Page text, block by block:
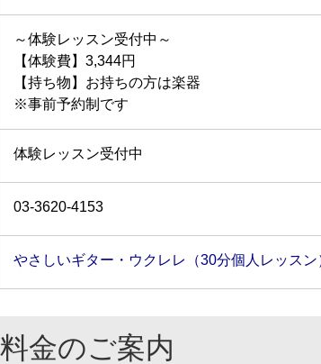
～体験レッスン受付中～
【体験費】3,344円
【持ち物】お持ちの方は楽器
※事前予約制です
体験レッスン受付中
03-3620-4153
やさしいギター・ウクレレ（30分個人レッスン
料金のご案内